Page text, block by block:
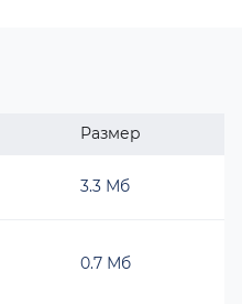
Размер
3.3 Мб
0.7 Мб